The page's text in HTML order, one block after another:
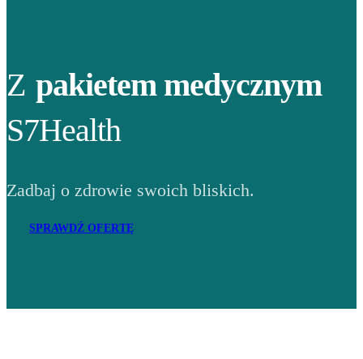
Z pakietem medycznym
S7Health
Zadbaj o zdrowie swoich bliskich.
SPRAWDŹ OFERTĘ